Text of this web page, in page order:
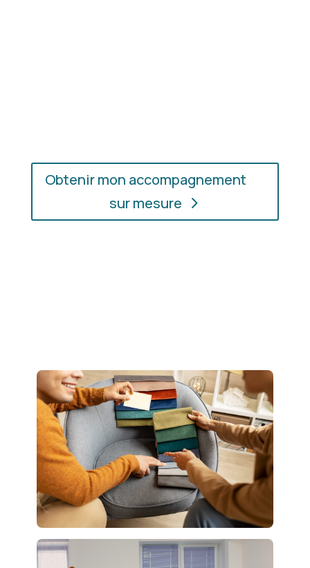
Obtenir mon accompagnement
sur mesure